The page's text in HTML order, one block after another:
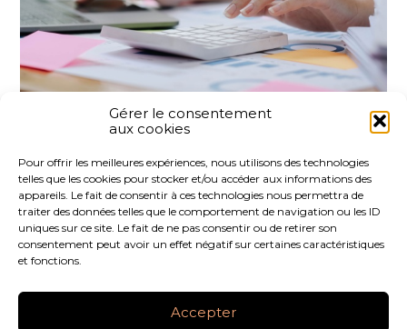
Gérer le consentement
aux cookies
Pour offrir les meilleures expériences, nous utilisons des technologies
telles que les cookies pour stocker et/ou accéder aux informations des
appareils. Le fait de consentir à ces technologies nous permettra de
traiter des données telles que le comportement de navigation ou les ID
uniques sur ce site. Le fait de ne pas consentir ou de retirer son
consentement peut avoir un effet négatif sur certaines caractéristiques
et fonctions.
Accepter
FaceBook
TwitterLinkedIn
Footer
LE CABINET NOS SERVICES
NOS OUTILS
RECRUTEMENT